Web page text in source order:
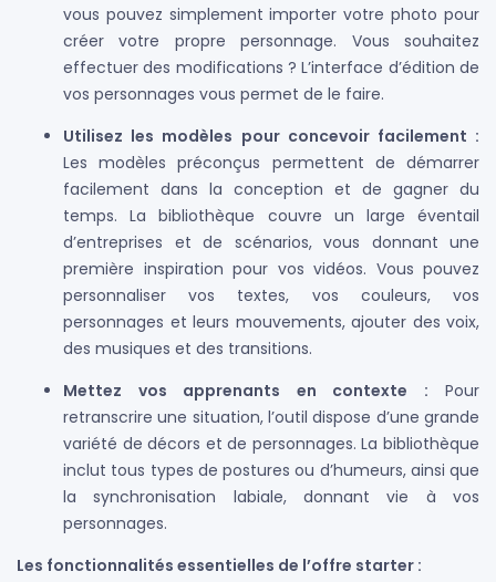
vous pouvez simplement importer votre photo pour
créer votre propre personnage. Vous souhaitez
effectuer des modifications ? L’interface d’édition de
vos personnages vous permet de le faire.
Utilisez les modèles pour concevoir facilement :
Les modèles préconçus permettent de démarrer
facilement dans la conception et de gagner du
temps. La bibliothèque couvre un large éventail
d’entreprises et de scénarios, vous donnant une
première inspiration pour vos vidéos. Vous pouvez
personnaliser vos textes, vos couleurs, vos
personnages et leurs mouvements, ajouter des voix,
des musiques et des transitions.
Mettez vos apprenants en contexte : Pour
retranscrire une situation, l’outil dispose d’une grande
variété de décors et de personnages. La bibliothèque
inclut tous types de postures ou d’humeurs, ainsi que
la synchronisation labiale, donnant vie à vos
personnages.
Les fonctionnalités essentielles de l’offre starter :